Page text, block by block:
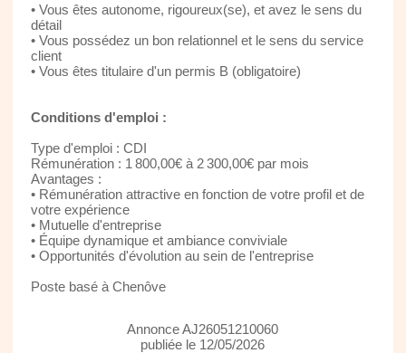
• Vous êtes autonome, rigoureux(se), et avez le sens du
détail
• Vous possédez un bon relationnel et le sens du service
client
• Vous êtes titulaire d'un permis B (obligatoire)
Conditions d'emploi :
Type d'emploi : CDI
Rémunération : 1 800,00€ à 2 300,00€ par mois
Avantages :
• Rémunération attractive en fonction de votre profil et de
votre expérience
• Mutuelle d'entreprise
• Équipe dynamique et ambiance conviviale
• Opportunités d'évolution au sein de l'entreprise
Poste basé à Chenôve
Annonce AJ26051210060
publiée le 12/05/2026